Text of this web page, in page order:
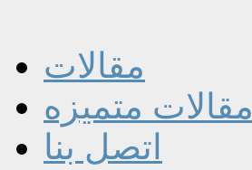
مقالات
مقالات متميزه
اتصل بنا